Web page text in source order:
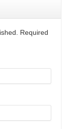
Required